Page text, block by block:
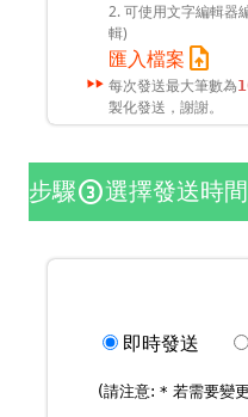
2. 可使用文字編輯器
輯)
匯入檔案 upload_file
每次發送最大筆數為
製化發送，謝謝。
步驟counter_3選擇發送時間
即時發送
(請注意: * 若需要變